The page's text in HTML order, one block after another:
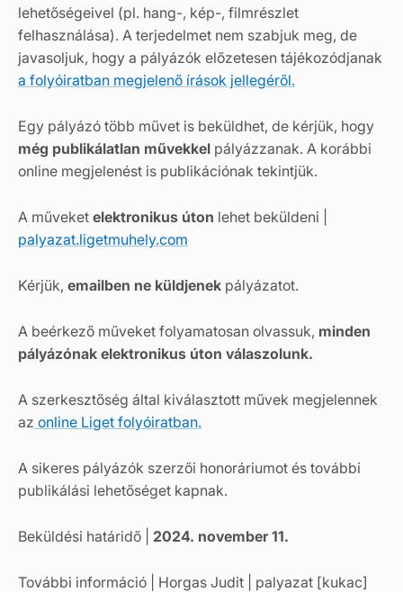
lehetőségeivel (pl. hang-, kép-, filmrészlet
felhasználása). A terjedelmet nem szabjuk meg, de
javasoljuk, hogy a pályázók előzetesen tájékozódjanak
a folyóiratban megjelenő írások jellegéről.
Egy pályázó több művet is beküldhet, de kérjük, hogy
még publikálatlan művekkel pályázzanak. A korábbi
online megjelenést is publikációnak tekintjük.
A műveket elektronikus úton lehet beküldeni |
palyazat.ligetmuhely.com
Kérjük, emailben ne küldjenek pályázatot.
A beérkező műveket folyamatosan olvassuk, minden
pályázónak elektronikus úton válaszolunk.
A szerkesztőség által kiválasztott művek megjelennek
az online Liget folyóiratban.
A sikeres pályázók szerzői honoráriumot és további
publikálási lehetőséget kapnak.
Beküldési határidő | 2024. november 11.
További információ | Horgas Judit | palyazat [kukac]